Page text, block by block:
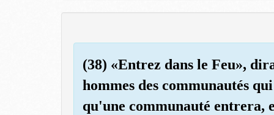
(38) «Entrez dans le Feu»,
hommes des communautés
qu'une communauté